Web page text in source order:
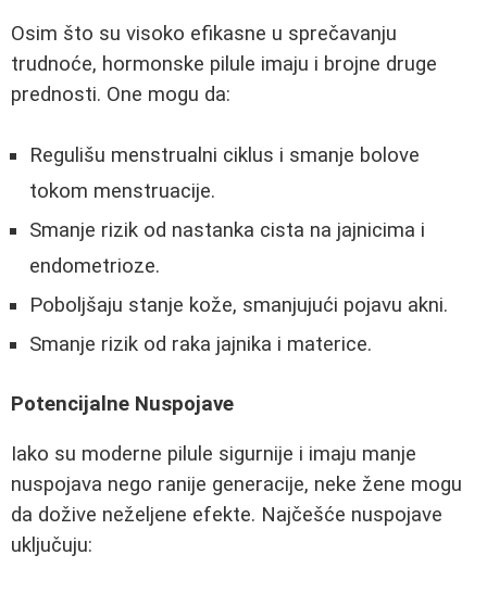
Osim što su visoko efikasne u sprečavanju
trudnoće, hormonske pilule imaju i brojne druge
prednosti. One mogu da:
Regulišu menstrualni ciklus i smanje bolove
tokom menstruacije.
Smanje rizik od nastanka cista na jajnicima i
endometrioze.
Poboljšaju stanje kože, smanjujući pojavu akni.
Smanje rizik od raka jajnika i materice.
Potencijalne Nuspojave
Iako su moderne pilule sigurnije i imaju manje
nuspojava nego ranije generacije, neke žene mogu
da dožive neželjene efekte. Najčešće nuspojave
uključuju: